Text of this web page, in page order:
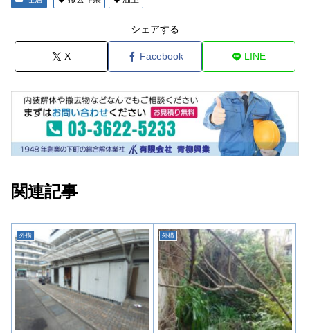
シェアする
X Facebook LINE
関連記事
外構 外構